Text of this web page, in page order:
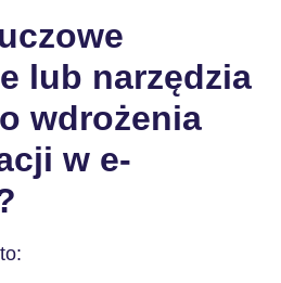
lub narzędzia
wdrożenia
w e-